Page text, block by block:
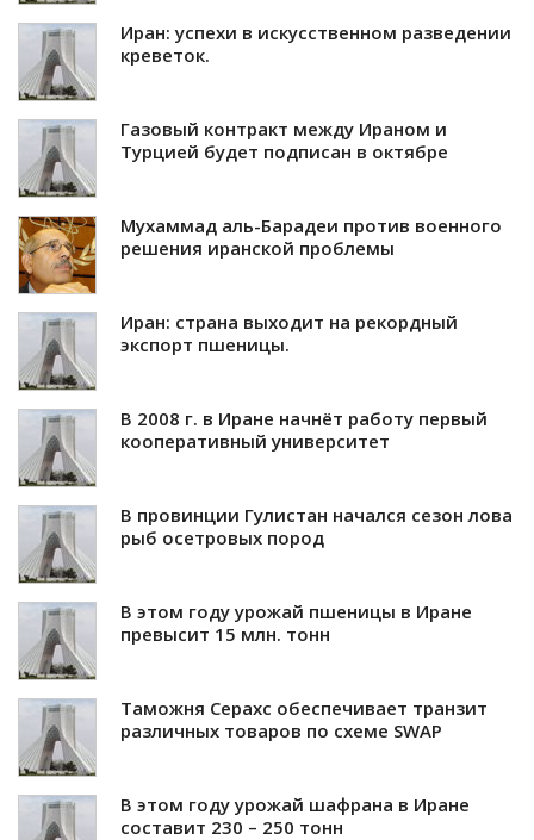
Иран: успехи в искусственном разведении
креветок.
Газовый контракт между Ираном и
Турцией будет подписан в октябре
Мухаммад аль-Барадеи против военного
решения иранской проблемы
Иран: страна выходит на рекордный
экспорт пшеницы.
В 2008 г. в Иране начнёт работу первый
кооперативный университет
В провинции Гулистан начался сезон лова
рыб осетровых пород
В этом году урожай пшеницы в Иране
превысит 15 млн. тонн
Таможня Серахс обеспечивает транзит
различных товаров по схеме SWAP
В этом году урожай шафрана в Иране
составит 230 – 250 тонн